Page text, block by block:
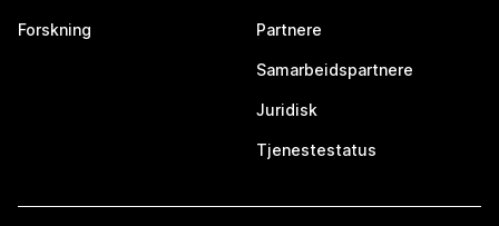
Forskning Partnere
Samarbeidspartnere
Juridisk
Tjenestestatus